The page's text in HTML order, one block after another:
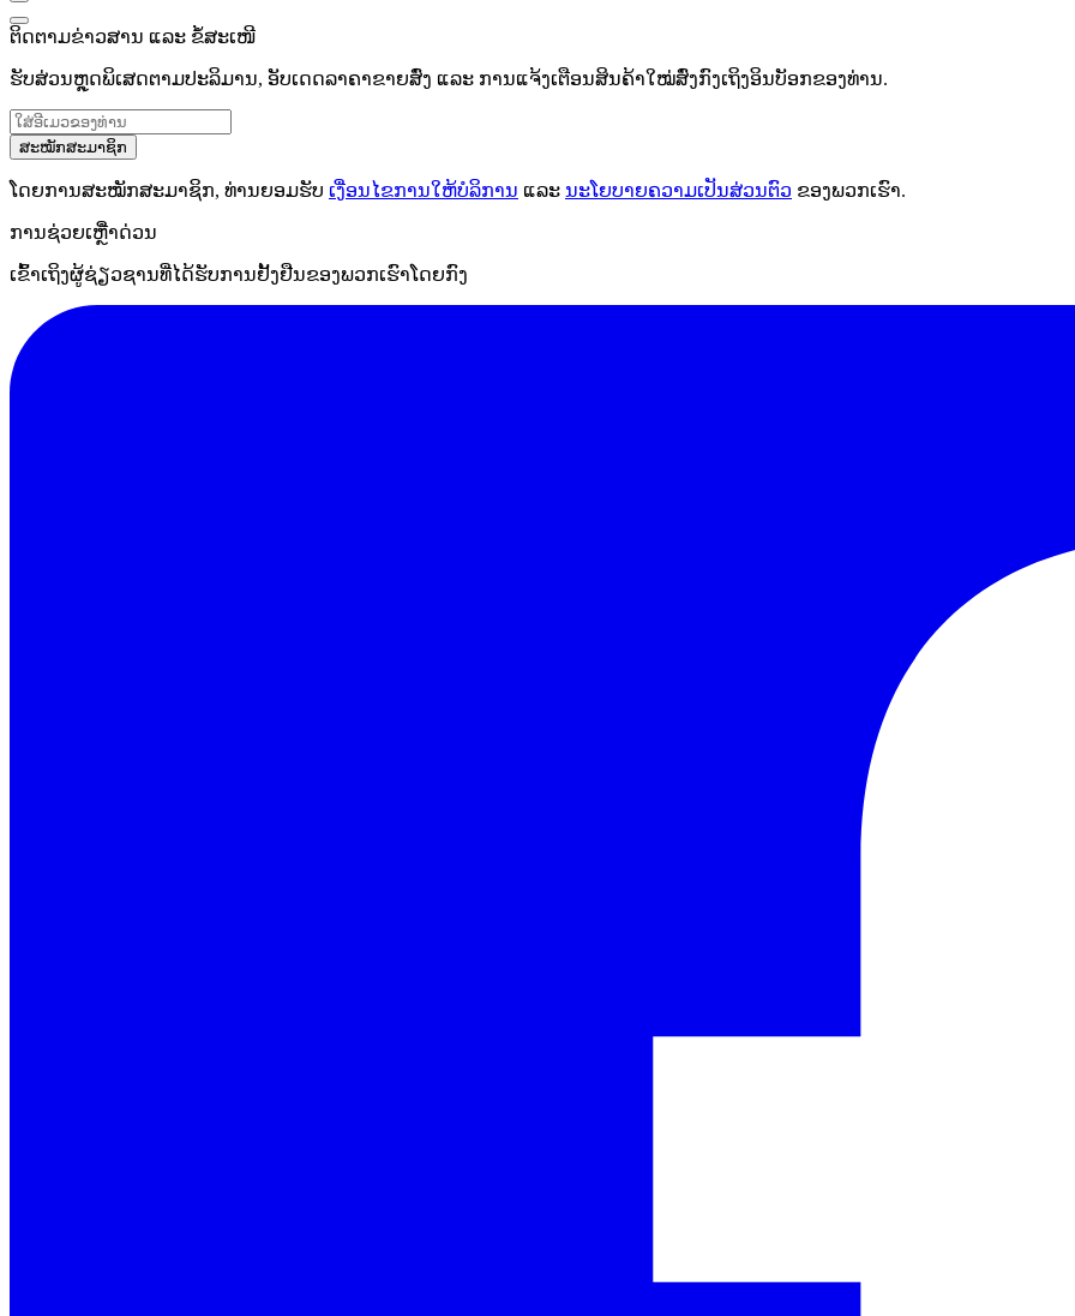
ຕິດຕາມຂ່າວສານ ແລະ ຂໍ້ສະເໜີ
ຮັບສ່ວນຫຼຸດພິເສດຕາມປະລິມານ, ອັບເດດລາຄາຂາຍສົ່ງ ແລະ ການແຈ້ງເຕືອນສິນຄ້າໃໝ່ສົ່ງກົງເຖິງອິນບັອກຂອງທ່ານ.
ສະໝັກສະມາຊິກ
ໂດຍການສະໝັກສະມາຊິກ, ທ່ານຍອມຮັບ ເງື່ອນໄຂການໃຫ້ບໍລິການ ແລະ ນະໂຍບາຍຄວາມເປັນສ່ວນຕົວ ຂອງພວກເຮົາ.
ການຊ່ວຍເຫຼືໍາດ່ວນ
ເຂົ້າເຖິງຜູ້ຊ່ຽວຊານທີ່ໄດ້ຮັບການຢັ້ງຢືນຂອງພວກເຮົາໂດຍກົງ